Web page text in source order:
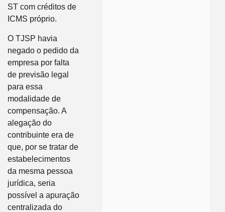
ST com créditos de
ICMS próprio.
O TJSP havia
negado o pedido da
empresa por falta
de previsão legal
para essa
modalidade de
compensação. A
alegação do
contribuinte era de
que, por se tratar de
estabelecimentos
da mesma pessoa
jurídica, seria
possível a apuração
centralizada do